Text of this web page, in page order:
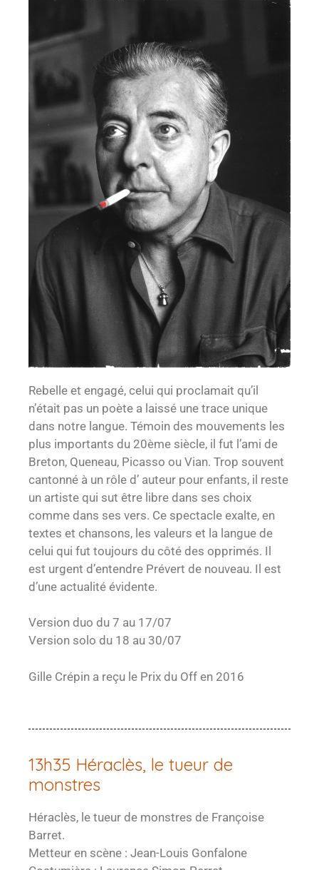
Rebelle et engagé, celui qui proclamait qu’il
n’était pas un poète a laissé une trace unique
dans notre langue. Témoin des mouvements les
plus importants du 20ème siècle, il fut l’ami de
Breton, Queneau, Picasso ou Vian. Trop souvent
cantonné à un rôle d’ auteur pour enfants, il reste
un artiste qui sut être libre dans ses choix
comme dans ses vers. Ce spectacle exalte, en
textes et chansons, les valeurs et la langue de
celui qui fut toujours du côté des opprimés. Il
est urgent d’entendre Prévert de nouveau. Il est
d’une actualité évidente.
Version duo du 7 au 17/07
Version solo du 18 au 30/07
Gille Crépin a reçu le Prix du Off en 2016
13h35 Héraclès, le tueur de
monstres
Héraclès, le tueur de monstres de Françoise
Barret.
Metteur en scène : Jean-Louis Gonfalone